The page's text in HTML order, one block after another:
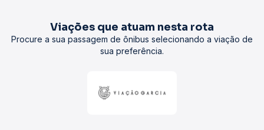
Viações que atuam nesta rota
Procure a sua passagem de ônibus selecionando a viação de
sua preferência.